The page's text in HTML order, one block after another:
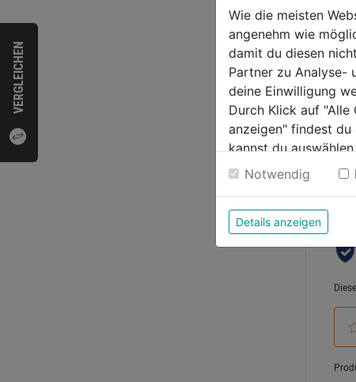
VERGLEICHEN
0.0
von
5
Wie die meisten
angenehm wie
damit du diesen
Partner zu Analyse-
deine Einwilligung
Durch Klick auf
anzeigen" findest du
kannst du
Weitere
Notwendig
Details anzeigen